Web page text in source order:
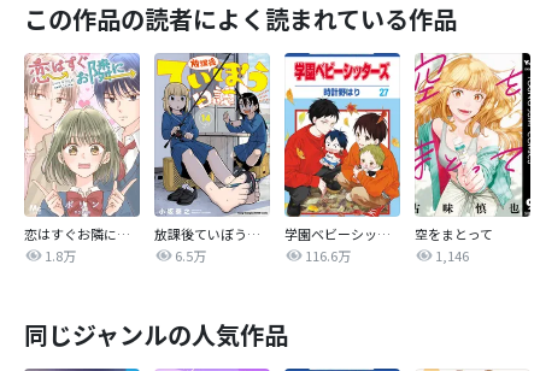
この作品の読者によく読まれている作品
恋はすぐお隣に【タテヨミ】
1.8万
放課後ていぼう日誌
6.5万
学園ベビーシッターズ
116.6万
空をまとって
1,146
同じジャンルの人気作品